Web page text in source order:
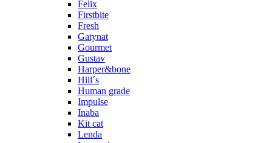
Felix
Firstbite
Fresh
Gatynat
Gourmet
Gustav
Harper&bone
Hill´s
Human grade
Impulse
Inaba
Kit cat
Lenda